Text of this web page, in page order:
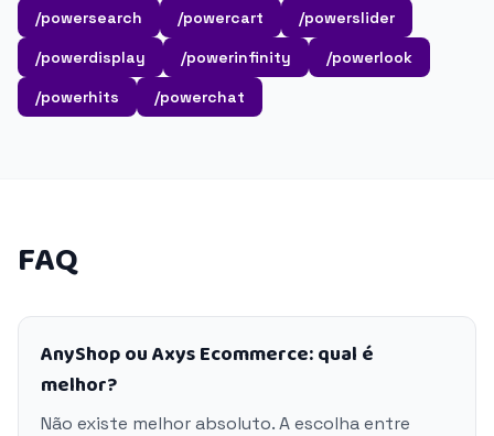
/powersearch /powercart
/powerslider
/powerdisplay
/powerinfinity
/powerlook
/powerhits
/powerchat
FAQ
AnyShop ou Axys Ecommerce: qual é
melhor?
Não existe melhor absoluto. A escolha entre